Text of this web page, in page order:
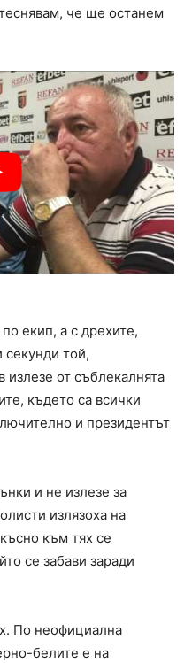
че ще останем
екип, а с дрехите,
секунди той,
от съблекалнята
където са всички
и президентът
и не излезе за
излязоха на
към тях се
се забави заради
По неофициална
белите е на